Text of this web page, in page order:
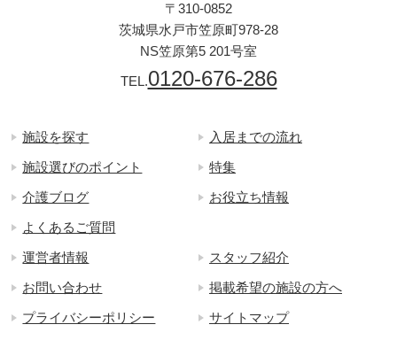
〒310-0852
茨城県水戸市笠原町978-28
NS笠原第5 201号室
TEL.0120-676-286
施設を探す
入居までの流れ
施設選びのポイント
特集
介護ブログ
お役立ち情報
よくあるご質問
運営者情報
スタッフ紹介
お問い合わせ
掲載希望の施設の方へ
プライバシーポリシー
サイトマップ